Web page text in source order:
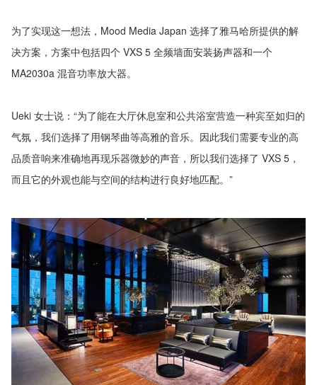
为了实现这一想法，Mood Media Japan 选择了雅马哈所提供的解
决方案，方案中包括四个 VXS 5 全频墙面安装扬声器和一个
MA2030a 混音功率放大器。
Ueki 女士说：“为了能在大厅休息室和公共浴室营造一种宾至如归的
气氛，我们选择了用钢琴曲等高雅的音乐。因此我们需要专业的高
品质音响来准确地再现乐器微妙的声音，所以我们选择了 VXS 5，
而且它的外观也能与空间的结构进行良好地匹配。”